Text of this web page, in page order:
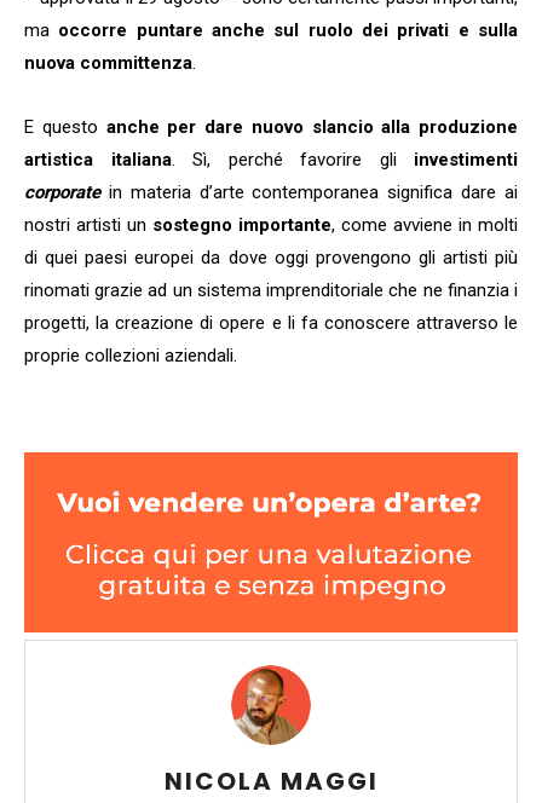
ma occorre puntare anche sul ruolo dei privati e sulla
nuova committenza.
E questo anche per dare nuovo slancio alla produzione
artistica italiana. Sì, perché favorire gli investimenti
corporatein materia d’arte contemporanea significa dare ai
nostri artisti un sostegno importante, come avviene in molti
di quei paesi europei da dove oggi provengono gli artisti più
rinomati grazie ad un sistema imprenditoriale che ne finanzia i
progetti, la creazione di opere e li fa conoscere attraverso le
proprie collezioni aziendali.
NICOLA MAGGI